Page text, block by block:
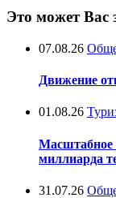
Это может Вас
07.08.26
Движение
01.08.26
Масштабное
миллиарда
31.07.26